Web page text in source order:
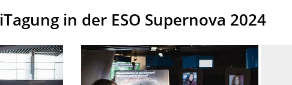
in der ESO Supernova 2024